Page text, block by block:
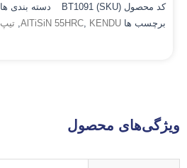
کد محصول (SKU) BT1091 دسته بندی ها
برچسب ها
AlTiSiN 55HRC KENDU تیپ
ویژگی‌های محصول